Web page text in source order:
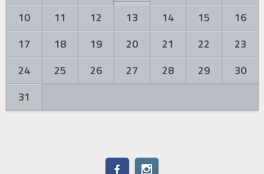
10
11 12 13 14 15
16
17
18 19 20 21 22
23
24
25 26 27 28 29
30
31